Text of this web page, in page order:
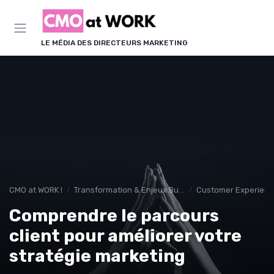
LE MÉDIA DES DIRECTEURS MARKETING
CMO at WORK ! Transformation & Enjeux Business Customer
Comprendre le parcours
client pour améliorer votre
stratégie marketing
Panneau de gestion des cookies